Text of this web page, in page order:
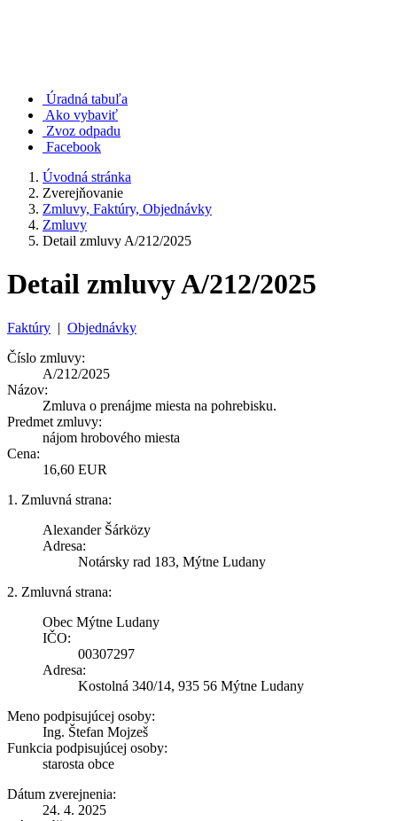
Úradná tabuľa
Ako vybaviť
Zvoz odpadu
Facebook
Úvodná stránka
Zverejňovanie
Zmluvy, Faktúry, Objednávky
Zmluvy
Detail zmluvy A/212/2025
Detail zmluvy A/212/2025
Faktúry | Objednávky
Číslo zmluvy:
A/212/2025
Názov:
Zmluva o prenájme miesta na pohrebisku.
Predmet zmluvy:
nájom hrobového miesta
Cena:
16,60 EUR
1. Zmluvná strana:
Alexander Šárközy
Adresa:
Notársky rad 183, Mýtne Ludany
2. Zmluvná strana:
Obec Mýtne Ludany
IČO:
00307297
Adresa:
Kostolná 340/14, 935 56 Mýtne Ludany
Meno podpisujúcej osoby:
Ing. Štefan Mojzeš
Funkcia podpisujúcej osoby:
starosta obce
Dátum zverejnenia:
24. 4. 2025